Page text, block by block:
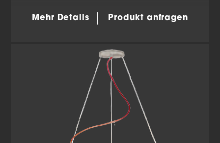
Mehr Details Produkt anfragen